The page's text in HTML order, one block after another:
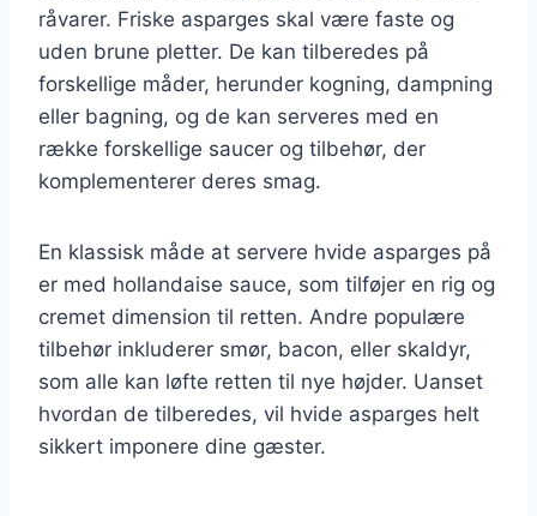
råvarer. Friske asparges skal være faste og
uden brune pletter. De kan tilberedes på
forskellige måder, herunder kogning, dampning
eller bagning, og de kan serveres med en
række forskellige saucer og tilbehør, der
komplementerer deres smag.
En klassisk måde at servere hvide asparges på
er med hollandaise sauce, som tilføjer en rig og
cremet dimension til retten. Andre populære
tilbehør inkluderer smør, bacon, eller skaldyr,
som alle kan løfte retten til nye højder. Uanset
hvordan de tilberedes, vil hvide asparges helt
sikkert imponere dine gæster.